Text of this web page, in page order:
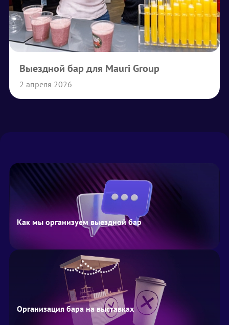
Выездной бар для Mauri Group
2 апреля 2026
Как мы организуем выездной бар
Организация бара на выставках